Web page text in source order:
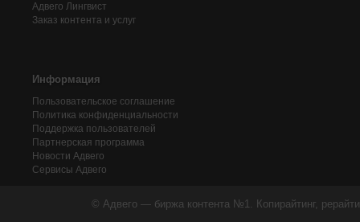
Адвего Лингвист
Заказ контента и услуг
Информация
Пользовательское соглашение
Политика конфиденциальности
Поддержка пользователей
Партнерская программа
Новости Адвего
Сервисы Адвего
© Адвего — биржа контента №1. Копирайтинг,